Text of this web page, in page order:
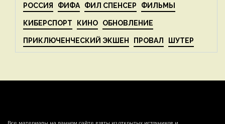
РОССИЯ ФИФА ФИЛ СПЕНСЕР ФИЛЬМЫ
КИБЕРСПОРТ КИНО ОБНОВЛЕНИЕ
ПРИКЛЮЧЕНЧЕСКИЙ ЭКШЕН ПРОВАЛ ШУТЕР
Все материалы на данном сайте взяты из открытых источников и